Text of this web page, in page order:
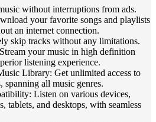
without interruptions from ads.
your favorite songs and playlists
an internet connection.
skip tracks without any limitations.
your music in high definition
listening experience.
Library: Get unlimited access to
all music genres.
Listen on various devices,
tablets, and desktops, with seamless